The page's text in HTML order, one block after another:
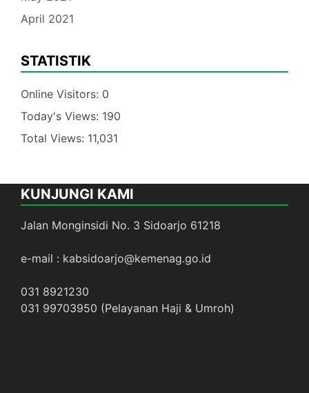
April 2021
STATISTIK
Online Visitors: 0
Today's Views: 190
Total Views: 11,031
KUNJUNGI KAMI
Jalan Monginsidi No. 3 Sidoarjo 61218
e-mail : kabsidoarjo@kemenag.go.id
031 8921230
031 99703950 (Pelayanan Haji & Umroh)